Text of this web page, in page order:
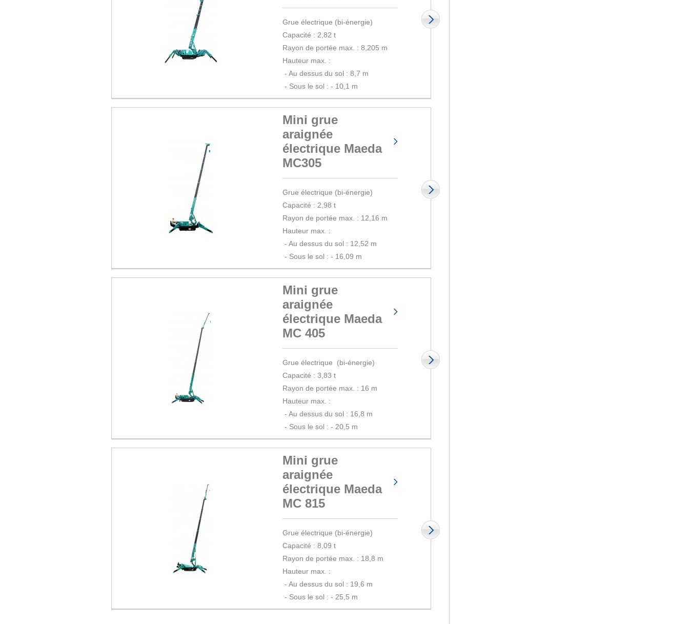
Grue électrique (bi-énergie)
Capacité : 2,82 t
Rayon de portée max. : 8,205 m
Hauteur max. :
- Au dessus du sol : 8,7 m
- Sous le sol : - 10,1 m
Mini grue
araignée
électrique Maeda
MC305
Grue électrique (bi-énergie)
Capacité : 2,98 t
Rayon de portée max. : 12,16 m
Hauteur max. :
- Au dessus du sol : 12,52 m
- Sous le sol : - 16,09 m
Mini grue
araignée
électrique Maeda
MC 405
Grue électrique (bi-énergie)
Capacité : 3,83 t
Rayon de portée max. : 16 m
Hauteur max. :
- Au dessus du sol : 16,8 m
- Sous le sol : - 20,5 m
Mini grue
araignée
électrique Maeda
MC 815
Grue électrique (bi-énergie)
Capacité : 8,09 t
Rayon de portée max. : 18,8 m
Hauteur max. :
- Au dessus du sol : 19,6 m
- Sous le sol : - 25,5 m